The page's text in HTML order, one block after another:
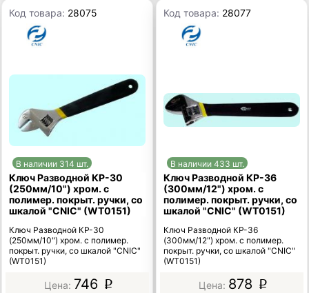
Код товара: 28075
В наличии 314 шт.
Ключ Разводной КР-30
(250мм/10") хром. с
полимер. покрыт. ручки, со
шкалой "CNIC" (WT0151)
Ключ Разводной КР-30
(250мм/10") хром. с полимер.
покрыт. ручки, со шкалой "CNIC"
(WT0151)
746 p
Код товара: 28077
В наличии 433 шт.
Ключ Разводной КР-36
(300мм/12") хром. с
полимер. покрыт. ручки, со
шкалой "CNIC" (WT0151)
Ключ Разводной КР-36
(300мм/12") хром. с полимер.
покрыт. ручки, со шкалой "CNIC"
(WT0151)
878 p